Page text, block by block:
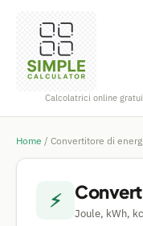
Calcolatrici online
Home / Convertitore di
⚡
Joule, kWh,